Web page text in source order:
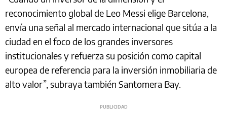
reconocimiento global de Leo Messi elige Barcelona,
envía una señal al mercado internacional que sitúa a la
ciudad en el foco de los grandes inversores
institucionales y refuerza su posición como capital
europea de referencia para la inversión inmobiliaria de
alto valor”, subraya también Santomera Bay.